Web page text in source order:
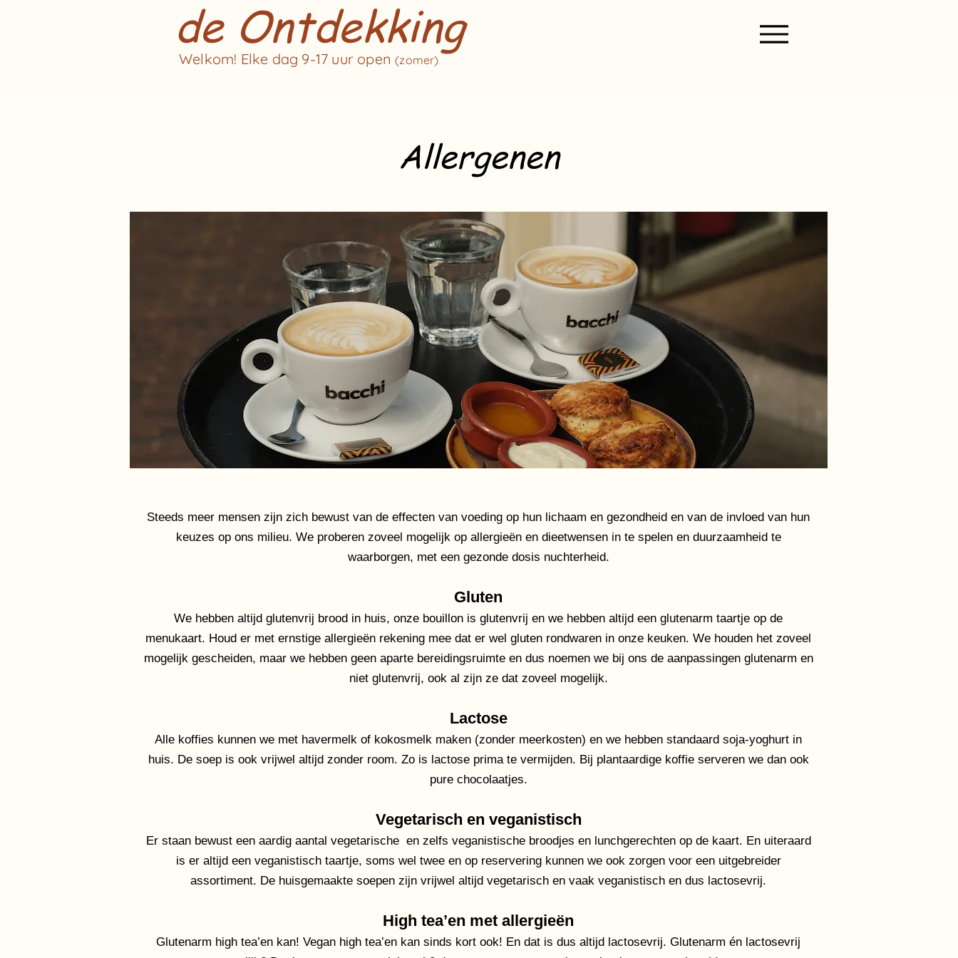
de Ontdekking
Welkom! Elke dag 9-17 uur open(zomer)
Allergenen
Steeds meer mensen zijn zich bewust van de effecten van voeding op hun lichaam en gezondheid en van de invloed van hun
keuzes op ons milieu. We proberen zoveel mogelijk op allergieën en dieetwensen in te spelen en duurzaamheid te
waarborgen, met een gezonde dosis nuchterheid.
Gluten
We hebben altijd glutenvrij brood in huis, onze bouillon is glutenvrij en we hebben altijd een glutenarm taartje op de
menukaart. Houd er met ernstige allergieën rekening mee dat er wel gluten rondwaren in onze keuken. We houden het zoveel
mogelijk gescheiden, maar we hebben geen aparte bereidingsruimte en dus noemen we bij ons de aanpassingen glutenarm en
niet glutenvrij, ook al zijn ze dat zoveel mogelijk.​
Lactose
Alle koffies kunnen we met havermelk of kokosmelk maken (zonder meerkosten) en we hebben standaard soja-yoghurt in
huis. De soep is ook vrijwel altijd zonder room. Zo is lactose prima te vermijden. Bij plantaardige koffie serveren we dan ook
pure chocolaatjes.
Vegetarisch en veganistisch
Er staan bewust een aardig aantal vegetarische en zelfs veganistische broodjes en lunchgerechten op de kaart. En uiteraard
is er altijd een veganistisch taartje, soms wel twee en op reservering kunnen we ook zorgen voor een uitgebreider
assortiment. De huisgemaakte soepen zijn vrijwel altijd vegetarisch en vaak veganistisch en dus lactosevrij.
High tea’en met allergieën
Glutenarm high tea’en kan! Vegan high tea’en kan sinds kort ook! En dat is dus altijd lactosevrij. Glutenarm én lactosevrij